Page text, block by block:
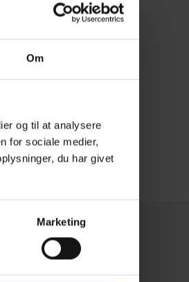
Om
og til at analysere
for sociale medier,
du har givet
Marketing
Grillstartersæt
Se mere